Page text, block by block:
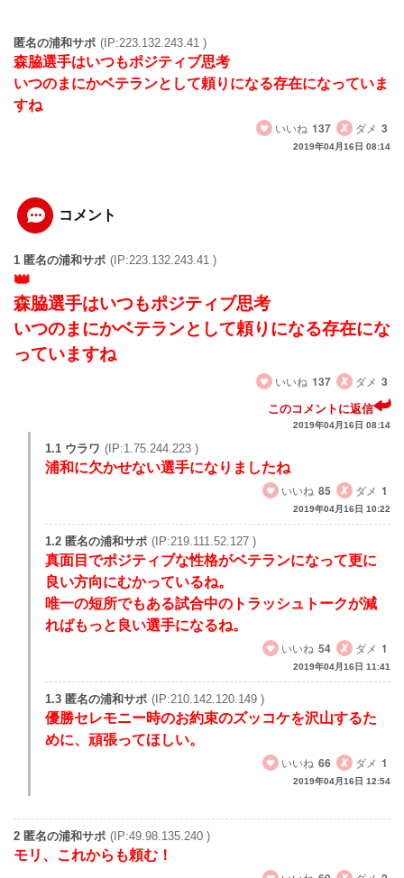
匿名の浦和サポ (IP:223.132.243.41 )
森脇選手はいつもポジティブ思考
いつのまにかベテランとして頼りになる存在になっていま
すね
いいね 137 ダメ 3
2019年04月16日 08:14
コメント
1 匿名の浦和サポ (IP:223.132.243.41 )
森脇選手はいつもポジティブ思考
いつのまにかベテランとして頼りになる存在にな
っていますね
いいね 137 ダメ 3
このコメントに返信
2019年04月16日 08:14
1.1 ウラワ (IP:1.75.244.223 )
浦和に欠かせない選手になりましたね
いいね 85 ダメ 1
2019年04月16日 10:22
1.2 匿名の浦和サポ (IP:219.111.52.127 )
真面目でポジティブな性格がベテランになって更に
良い方向にむかっているね。
唯一の短所でもある試合中のトラッシュトークが減
ればもっと良い選手になるね。
いいね 54 ダメ 1
2019年04月16日 11:41
1.3 匿名の浦和サポ (IP:210.142.120.149 )
優勝セレモニー時のお約束のズッコケを沢山するた
めに、頑張ってほしい。
いいね 66 ダメ 1
2019年04月16日 12:54
2 匿名の浦和サポ (IP:49.98.135.240 )
モリ、これからも頼む！